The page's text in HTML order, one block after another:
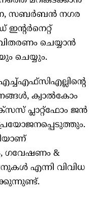
സബർബൻ നഗര
ചെയ്യാൻ
ചെയ്യും.
ക്വാൽകോം
പ്ലാറ്റ്ഫോം ജൻ
ഗവേഷണം &
എന്നി വിവിധ